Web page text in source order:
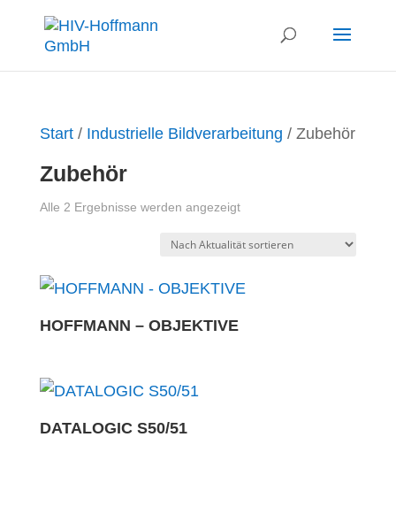
Start/ Industrielle Bildverarbeitung / Zubehör
Zubehör
Alle 2 Ergebnisse werden angezeigtNach
HOFFMANN – OBJEKTIVE
DATALOGIC S50/51